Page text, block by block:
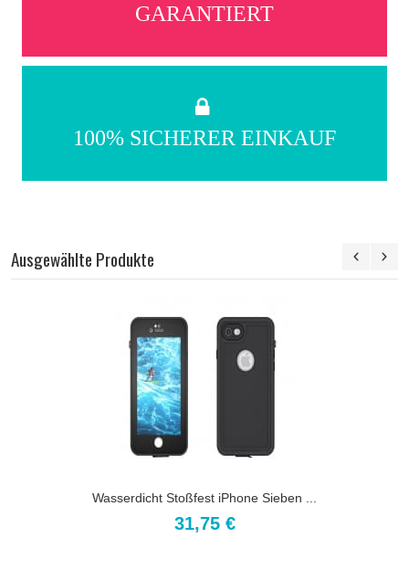
GARANTIERT
100% SICHERER EINKAUF
Ausgewählte Produkte
Wasserdicht Stoßfest iPhone Sieben ...
31,75 €